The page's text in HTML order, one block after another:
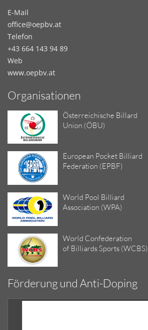
E-Mail
office@oepbv.at
Telefon
+43 664 143 94 89
Web
www.oepbv.at
Organisationen
Österreichische Billard
Union (ÖBU)
European Pocket Billiard
Federation (EPBF)
World Pool Billiard
Association (WPA)
World Confederation
of Billiards Sports (WCBS)
Förderung und Anti-Doping